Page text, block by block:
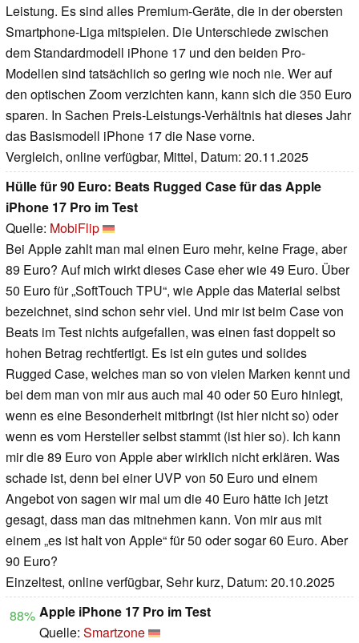
Leistung. Es sind alles Premium-Geräte, die in der obersten
Smartphone-Liga mitspielen. Die Unterschiede zwischen
dem Standardmodell iPhone 17 und den beiden Pro-
Modellen sind tatsächlich so gering wie noch nie. Wer auf
den optischen Zoom verzichten kann, kann sich die 350 Euro
sparen. In Sachen Preis-Leistungs-Verhältnis hat dieses Jahr
das Basismodell iPhone 17 die Nase vorne.
Vergleich, online verfügbar, Mittel, Datum: 20.11.2025
Hülle für 90 Euro: Beats Rugged Case für das Apple
iPhone 17 Pro im Test
Quelle: MobiFlip
Bei Apple zahlt man mal einen Euro mehr, keine Frage, aber
89 Euro? Auf mich wirkt dieses Case eher wie 49 Euro. Über
50 Euro für „SoftTouch TPU“, wie Apple das Material selbst
bezeichnet, sind schon sehr viel. Und mir ist beim Case von
Beats im Test nichts aufgefallen, was einen fast doppelt so
hohen Betrag rechtfertigt. Es ist ein gutes und solides
Rugged Case, welches man so von vielen Marken kennt und
bei dem man von mir aus auch mal 40 oder 50 Euro hinlegt,
wenn es eine Besonderheit mitbringt (ist hier nicht so) oder
wenn es vom Hersteller selbst stammt (ist hier so). Ich kann
mir die 89 Euro von Apple aber wirklich nicht erklären. Was
schade ist, denn bei einer UVP von 50 Euro und einem
Angebot von sagen wir mal um die 40 Euro hätte ich jetzt
gesagt, dass man das mitnehmen kann. Von mir aus mit
einem „es ist halt von Apple“ für 50 oder sogar 60 Euro. Aber
90 Euro?
Einzeltest, online verfügbar, Sehr kurz, Datum: 20.10.2025
88% Apple iPhone 17 Pro im Test
Quelle: Smartzone